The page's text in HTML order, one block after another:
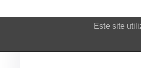
Este site